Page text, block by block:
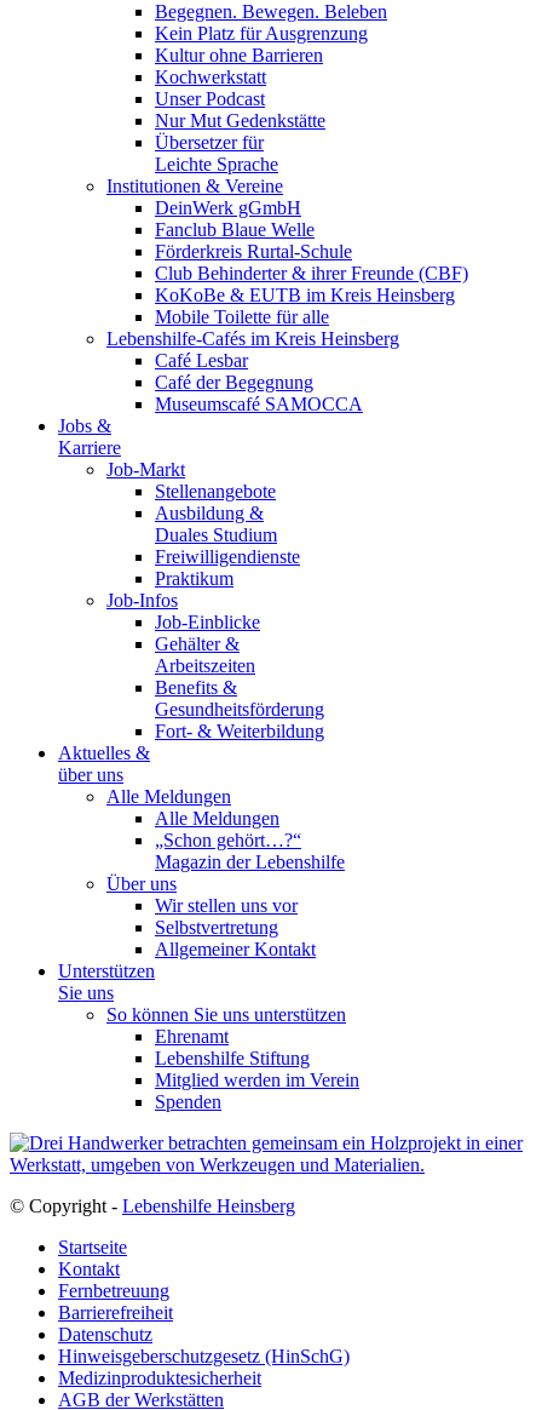
Begegnen. Bewegen. Beleben
Kein Platz für Ausgrenzung
Kultur ohne Barrieren
Kochwerkstatt
Unser Podcast
Nur Mut Gedenkstätte
Übersetzer für
Leichte Sprache
Institutionen & Vereine
DeinWerk gGmbH
Fanclub Blaue Welle
Förderkreis Rurtal-Schule
Club Behinderter & ihrer Freunde (CBF)
KoKoBe & EUTB im Kreis Heinsberg
Mobile Toilette für alle
Lebenshilfe-Cafés im Kreis Heinsberg
Café Lesbar
Café der Begegnung
Museumscafé SAMOCCA
Jobs &
Karriere
Job-Markt
Stellenangebote
Ausbildung &
Duales Studium
Freiwilligendienste
Praktikum
Job-Infos
Job-Einblicke
Gehälter &
Arbeitszeiten
Benefits &
Gesundheitsförderung
Fort- & Weiterbildung
Aktuelles &
über uns
Alle Meldungen
Alle Meldungen
„Schon gehört…?“
Magazin der Lebenshilfe
Über uns
Wir stellen uns vor
Selbstvertretung
Allgemeiner Kontakt
Unterstützen
Sie uns
So können Sie uns unterstützen
Ehrenamt
Lebenshilfe Stiftung
Mitglied werden im Verein
Spenden
© Copyright - Lebenshilfe Heinsberg
Startseite
Kontakt
Fernbetreuung
Barrierefreiheit
Datenschutz
Hinweisgeberschutzgesetz (HinSchG)
Medizinproduktesicherheit
AGB der Werkstätten